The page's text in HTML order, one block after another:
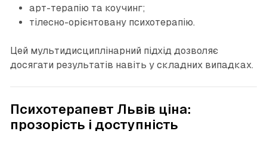
арт-терапію та коучинг;
тілесно-орієнтовану психотерапію.
Цей мультидисциплінарний підхід дозволяє
досягати результатів навіть у складних випадках.
Психотерапевт Львів ціна:
прозорість і доступність